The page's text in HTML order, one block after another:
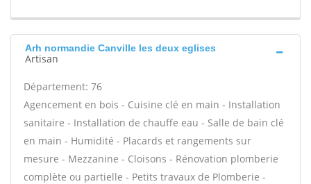
Arh normandie Canville les deux eglises
Artisan
Département: 76
Agencement en bois - Cuisine clé en main - Installation
sanitaire - Installation de chauffe eau - Salle de bain clé
en main - Humidité - Placards et rangements sur
mesure - Mezzanine - Cloisons - Rénovation plomberie
complète ou partielle - Petits travaux de Plomberie -